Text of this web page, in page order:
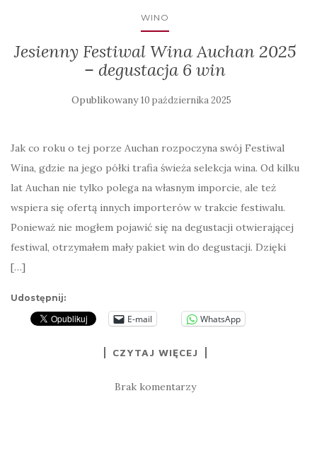
WINO
Jesienny Festiwal Wina Auchan 2025
– degustacja 6 win
Opublikowany10 października 2025
Jak co roku o tej porze Auchan rozpoczyna swój Festiwal
Wina, gdzie na jego półki trafia świeża selekcja wina. Od kilku
lat Auchan nie tylko polega na własnym imporcie, ale też
wspiera się ofertą innych importerów w trakcie festiwalu.
Ponieważ nie mogłem pojawić się na degustacji otwierającej
festiwal, otrzymałem mały pakiet win do degustacji. Dzięki
[…]
Udostępnij:
E-mail WhatsApp
CZYTAJ WIĘCEJ
Brak komentarzy